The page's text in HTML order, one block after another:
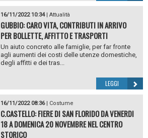
16/11/2022 10:34| Attualità
GUBBIO: CARO VITA, CONTRIBUTI IN ARRIVO
PER BOLLETTE, AFFITTO E TRASPORTI
Un aiuto concreto alle famiglie, per far fronte
agli aumenti dei costi delle utenze domestiche,
degli affitti e dei tras...
LEGGI
16/11/2022 08:36| Costume
C.CASTELLO: FIERE DI SAN FLORIDO DA VENERDI
18 A DOMENICA 20 NOVEMBRE NEL CENTRO
STORICO